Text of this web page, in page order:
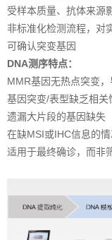
受样本质量、抗体来源
非标准化检测流程，对
可确认突变基因
DNA测序特点：
MMR基因无热点突变
基因突变/表型缺乏相关
遗漏大片段的基因缺失
在缺MSI或IHC信息的
适用于最终确诊，而非